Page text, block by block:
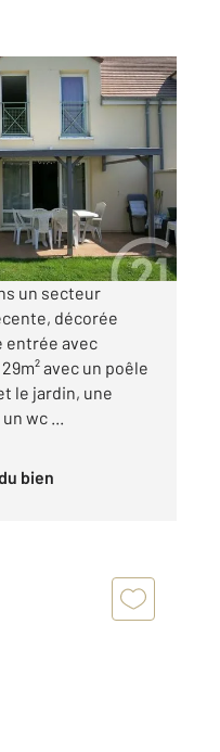
un secteur
décorée
entrée avec
avec un poêle
le jardin, une
wc ...
bien